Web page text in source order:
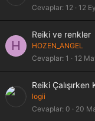
Cevaplar 12 12
H
Reiki ve renkler
HOZEN_ANGEL
Cevaplar 1 12
Reiki
logii
Cevaplar 0 20